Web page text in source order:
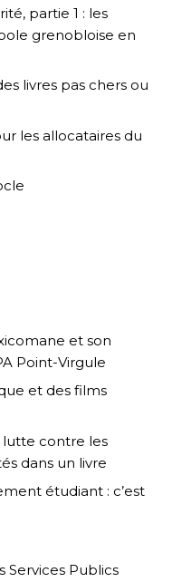
partie 1 : les
grenobloise en
livres pas chers ou
les allocataires du
et son
Point-Virgule
et des films
lutte contre les
dans un livre
étudiant : c’est
Services Publics